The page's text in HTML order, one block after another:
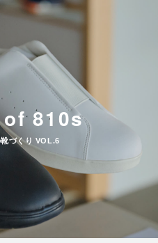
of 810s
づくり VOL.6